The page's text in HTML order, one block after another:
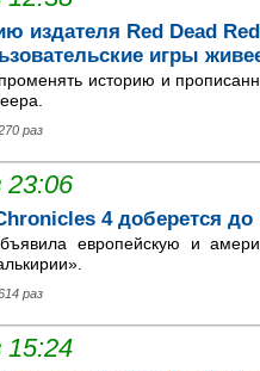
издателя Red Dead
игры
историю и
раз
23:06
4 доберется
европейскую и
раз
15:24